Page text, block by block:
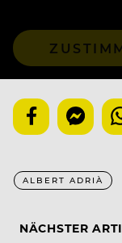
ALBERT ADRIÀ
NÄCHSTER